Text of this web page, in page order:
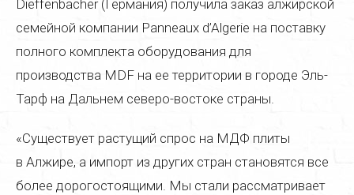
Полировка мебели
Цены
Галерея
Dieffenbacher (Германия) получила заказ алжирской
семейной компании Panneaux d’Algerie на поставку
полного комплекта оборудования для
производства MDF на ее территории в городе Эль-
Тарф на Дальнем северо-востоке страны.
«Существует растущий спрос на МДФ плиты
в Алжире, а импорт из других стран становятся все
более дорогостоящими. Мы стали рассматривает